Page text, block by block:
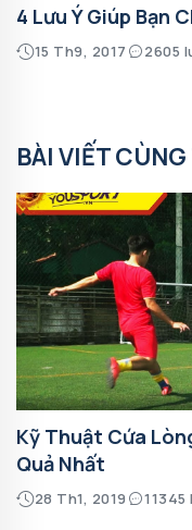
4 Lưu Ý Giúp Bạn
15 Th9, 2017 2605
BÀI VIẾT
Kỹ Thuật Cứa
Quả Nhất
28 Th1, 2019